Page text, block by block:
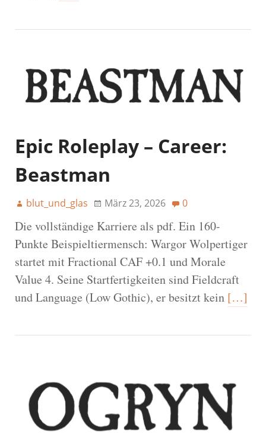
Epic Roleplay – Career:
Beastman
blut_und_glas März 23, 2026 0
Die vollständige Karriere als pdf. Ein 160-
Punkte Beispieltiermensch: Wargor Wolpertiger
startet mit Fractional CAF +0.1 und Morale
Value 4. Seine Startfertigkeiten sind Fieldcraft
und Language (Low Gothic), er besitzt kein […]